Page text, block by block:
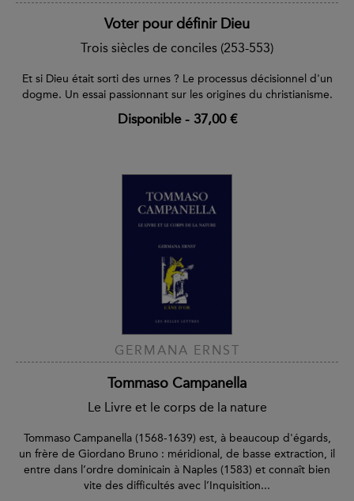
Voter pour définir Dieu
Trois siècles de conciles (253-553)
Et si Dieu était sorti des urnes ? Le processus décisionnel d'un
dogme. Un essai passionnant sur les origines du christianisme.
Disponible- 37,00 €
GERMANA ERNST
Tommaso Campanella
Le Livre et le corps de la nature
Tommaso Campanella (1568-1639) est, à beaucoup d'égards,
un frère de Giordano Bruno : méridional, de basse extraction, il
entre dans l’ordre dominicain à Naples (1583) et connaît bien
vite des difficultés avec l’Inquisition...